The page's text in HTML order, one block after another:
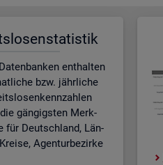
ent­hal­ten
bzw. jähr­li­che
gän­gigs­ten Merk­
für Deutsch­land, Län­
Agen­tur­be­zir­ke